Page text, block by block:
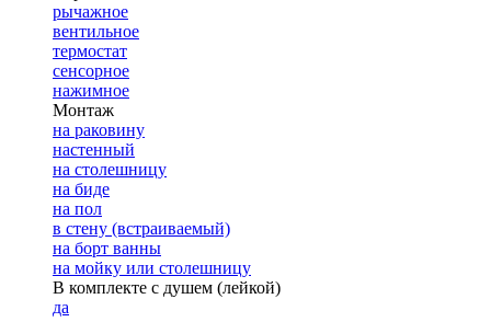
рычажное
вентильное
термостат
сенсорное
нажимное
Монтаж
на раковину
настенный
на столешницу
на биде
на пол
в стену (встраиваемый)
на борт ванны
на мойку или столешницу
В комплекте с душем (лейкой)
да